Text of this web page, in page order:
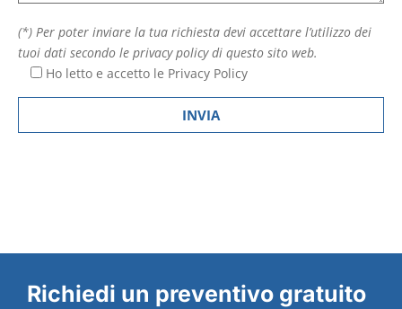
(*) Per poter inviare la tua richiesta devi accettare l’utilizzo dei
tuoi dati secondo le privacy policy di questo sito web.
Ho letto e accetto le Privacy Policy
Richiedi un preventivo gratuito